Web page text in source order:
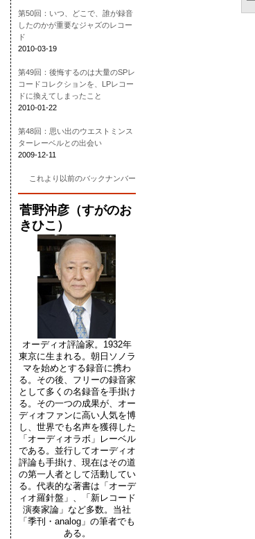
第50回：いつ、どこで、誰が録音
したのかが重要なジャズのレコー
ド
2010-03-19
第49回：後悔するのは大量のSPレ
コードコレクションを、LPレコー
ドに換えてしまったこと
2010-01-22
第48回：思い出のウエストミンス
ターレーベルとの出会い
2009-12-11
これより以前のバックナンバー
菅野沖彦（すがのお
きひこ）
オーディオ評論家。1932年
東京に生まれる。朝日ソノラ
マを始めとする録音に携わ
る。その後、フリーの録音家
として多くの名録音を手掛け
る。その一つの成果が、オー
ディオファンに高い人気を博
し、世界でも名声を獲得した
「オーディオラボ」レーベル
である。並行してオーディオ
評論も手掛け、現在はその道
の第一人者として活動してい
る。代表的な著書は「オーデ
ィオ羅針盤」、「新レコード
演奏家論」など多数。当社
「季刊・analog」の筆者でも
ある。